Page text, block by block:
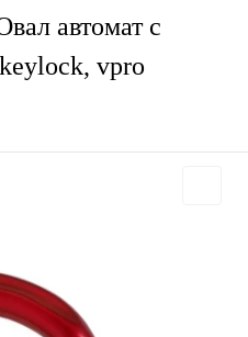
автомат с
vpro